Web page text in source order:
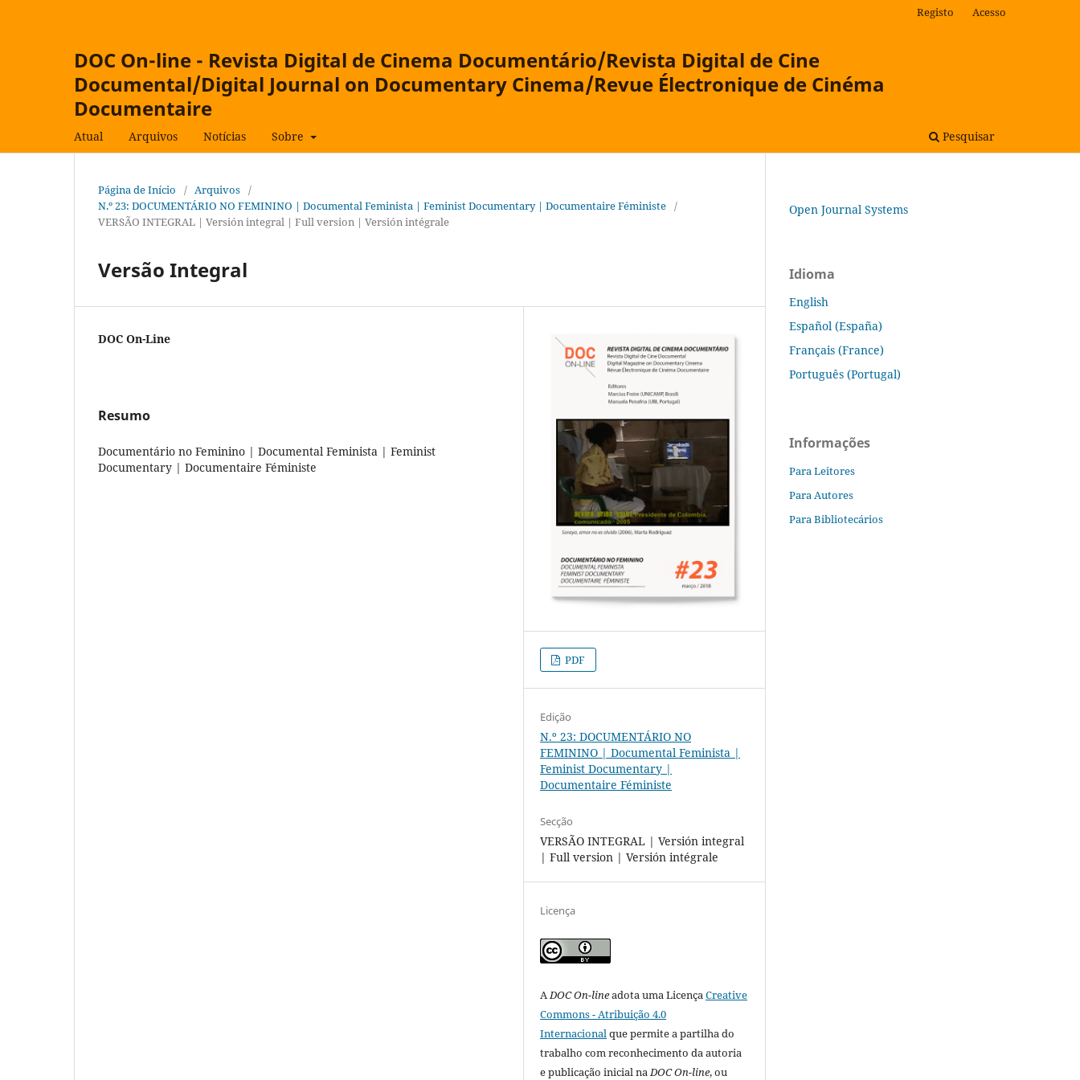
DOC On-line - Revista Digital de Cinema Documentário/Revista Digital de Cine
Documental/Digital Journal on Documentary Cinema/Revue Électronique de Cinéma
Documentaire
Atual Arquivos Notícias Sobre Pesquisar
Registo Acesso
Página de Início / Arquivos /
N.º 23: DOCUMENTÁRIO NO FEMININO | Documental Feminista | Feminist Documentary | Documentaire Féministe /
VERSÃO INTEGRAL | Versión integral | Full version | Versión intégrale
Versão Integral
DOC On-Line
Resumo
Documentário no Feminino | Documental Feminista | Feminist
Documentary | Documentaire Féministe
PDF
Edição
N.º 23: DOCUMENTÁRIO NO
FEMININO | Documental Feminista |
Feminist Documentary |
Documentaire Féministe
Secção
VERSÃO INTEGRAL | Versión integral
| Full version | Versión intégrale
Licença
ADOC On-lineadota uma LicençaCreative
Commons - Atribuição 4.0
Internacionalque permite a partilha do
trabalho com reconhecimento da autoria
e publicação inicial naDOC On-line, ou
Open Journal Systems
Idioma
English
Español (España)
Français (France)
Português (Portugal)
Informações
Para Leitores
Para Autores
Para Bibliotecários